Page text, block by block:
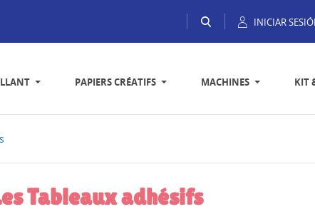
INICIAR
PAPIERS CRÉATIFS MACHINES KIT
Tableaux adhésifs